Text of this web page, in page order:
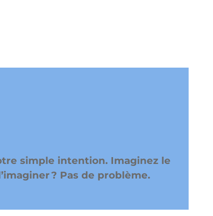
simple intention. Imaginez le
? Pas de problème.